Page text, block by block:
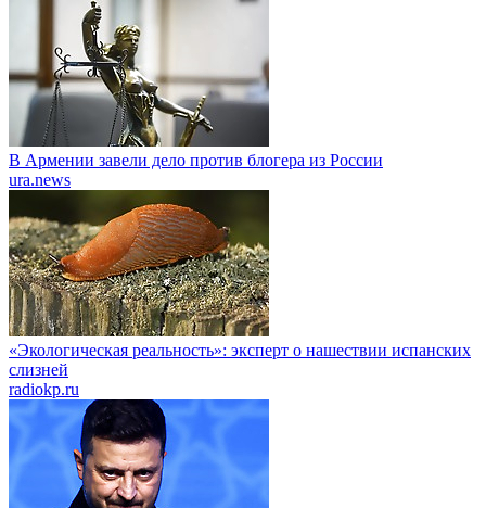
В Армении завели дело против блогера из России
ura.news
«Экологическая реальность»: эксперт о нашествии испанских
слизней
radiokp.ru